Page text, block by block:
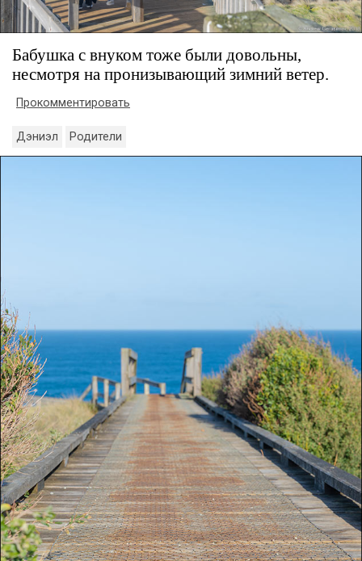
Бабушка с внуком тоже были довольны,
несмотря на пронизывающий зимний ветер.
Прокомментировать
Дэниэл Родители